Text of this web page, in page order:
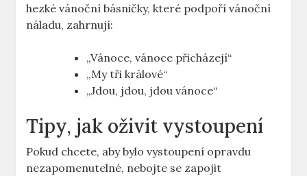
hezké vánoční básničky, které podpoří vánoční
náladu, zahrnují:
„Vánoce, vánoce přicházejí“
„My tři králové“
„Jdou, jdou, jdou vánoce“
Tipy, jak oživit vystoupení
Pokud chcete, aby bylo vystoupení opravdu
nezapomenutelné, nebojte se zapojit